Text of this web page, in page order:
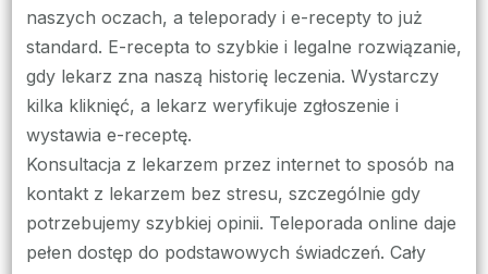
z
naszych oczach, a teleporady i e-recepty to już
standard. E-recepta to szybkie i legalne rozwiązanie,
gdy lekarz zna naszą historię leczenia. Wystarczy
kilka kliknięć, a lekarz weryfikuje zgłoszenie i
wystawia e-receptę.
Konsultacja z lekarzem przez internet to sposób na
kontakt z lekarzem bez stresu, szczególnie gdy
potrzebujemy szybkiej opinii. Teleporada online daje
pełen dostęp do podstawowych świadczeń. Cały